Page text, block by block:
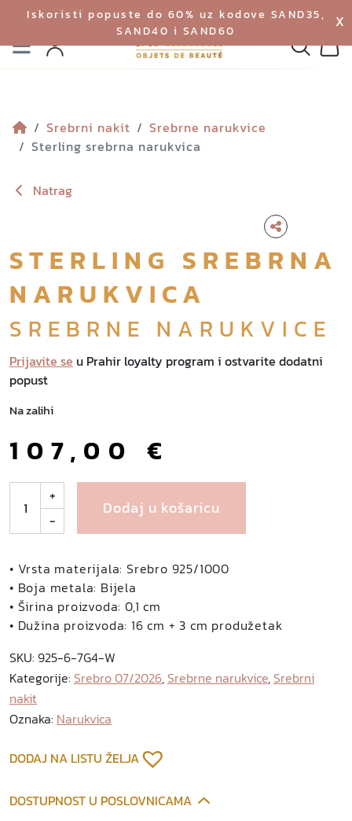
Iskoristi popuste do 60% uz kodove SAND35,
SAND40 i SAND60
X
Izbornik
Profil
Srebrni nakit
Srebrne narukvice
Sterling srebrna narukvica
Natrag
STERLING SREBRNA
NARUKVICA
SREBRNE NARUKVICE
Prijavite se u Prahir loyalty program i ostvarite dodatni
popust
Na zalihi
107,00 €
e
l
i
n
g
r
e
b
r
a
a
+
-
Dodaj u košaricu
• Vrsta materijala: Srebro 925/1000
• Boja metala: Bijela
• Širina proizvoda: 0,1 cm
• Dužina proizvoda: 16 cm + 3 cm produžetak
SKU: 925-6-7G4-W
Kategorije: Srebro 07/2026, Srebrne narukvice, Srebrni
nakit
Oznaka: Narukvica
DODAJ NA LISTU ŽELJA
DOSTUPNOST U POSLOVNICAMA